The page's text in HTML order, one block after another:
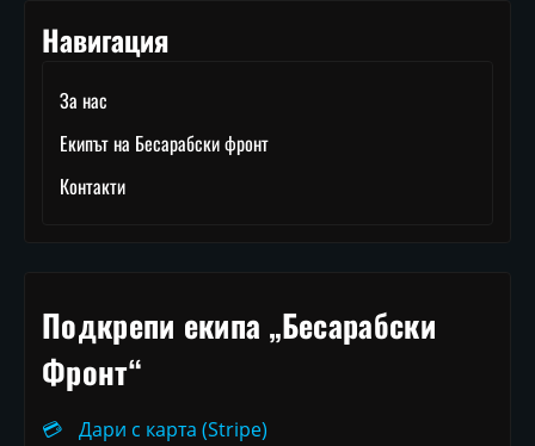
Навигация
За нас
Екипът на Бесарабски фронт
Контакти
Подкрепи екипа „Бесарабски
Фронт“
💳
Дари с карта (Stripe)